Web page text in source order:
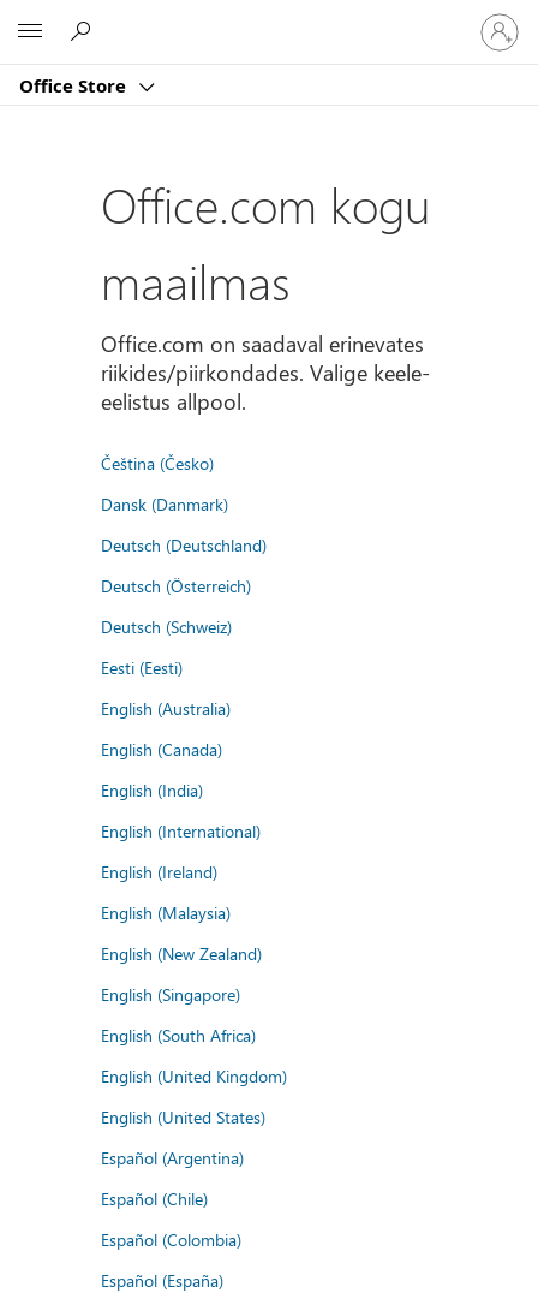
Office Store
Logige
sisse
oma
Office.com kogu
maailmas
Office.com on saadaval erinevates
riikides/piirkondades. Valige keele-
eelistus allpool.
Čeština (Česko)
Dansk (Danmark)
Deutsch (Deutschland)
Deutsch (Österreich)
Deutsch (Schweiz)
Eesti (Eesti)
English (Australia)
English (Canada)
English (India)
English (International)
English (Ireland)
English (Malaysia)
English (New Zealand)
English (Singapore)
English (South Africa)
English (United Kingdom)
English (United States)
Español (Argentina)
Español (Chile)
Español (Colombia)
Español (España)